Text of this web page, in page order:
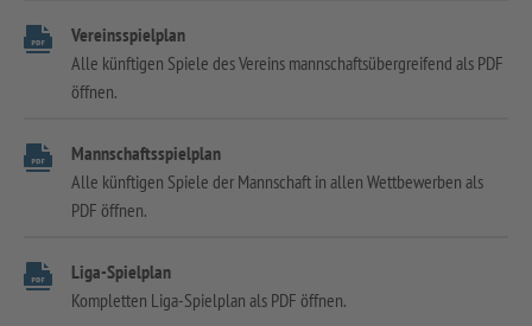
Vereinsspielplan
Alle künftigen Spiele des Vereins mannschaftsübergreifend als PDF
öffnen.
Mannschaftsspielplan
Alle künftigen Spiele der Mannschaft in allen Wettbewerben als
PDF öffnen.
Liga-Spielplan
Kompletten Liga-Spielplan als PDF öffnen.